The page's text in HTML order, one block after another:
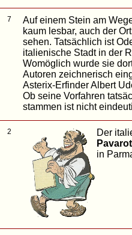
7
Auf einem Stein am
kaum lesbar, auch der
sehen. Tatsächlich ist
italienische Stadt in der
Womöglich wurde sie
Autoren zeichnerisch
Asterix-Erfinder Albert
Ob seine Vorfahren
stammen ist nicht
2
Der
in